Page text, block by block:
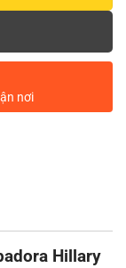
nơi
Hillary